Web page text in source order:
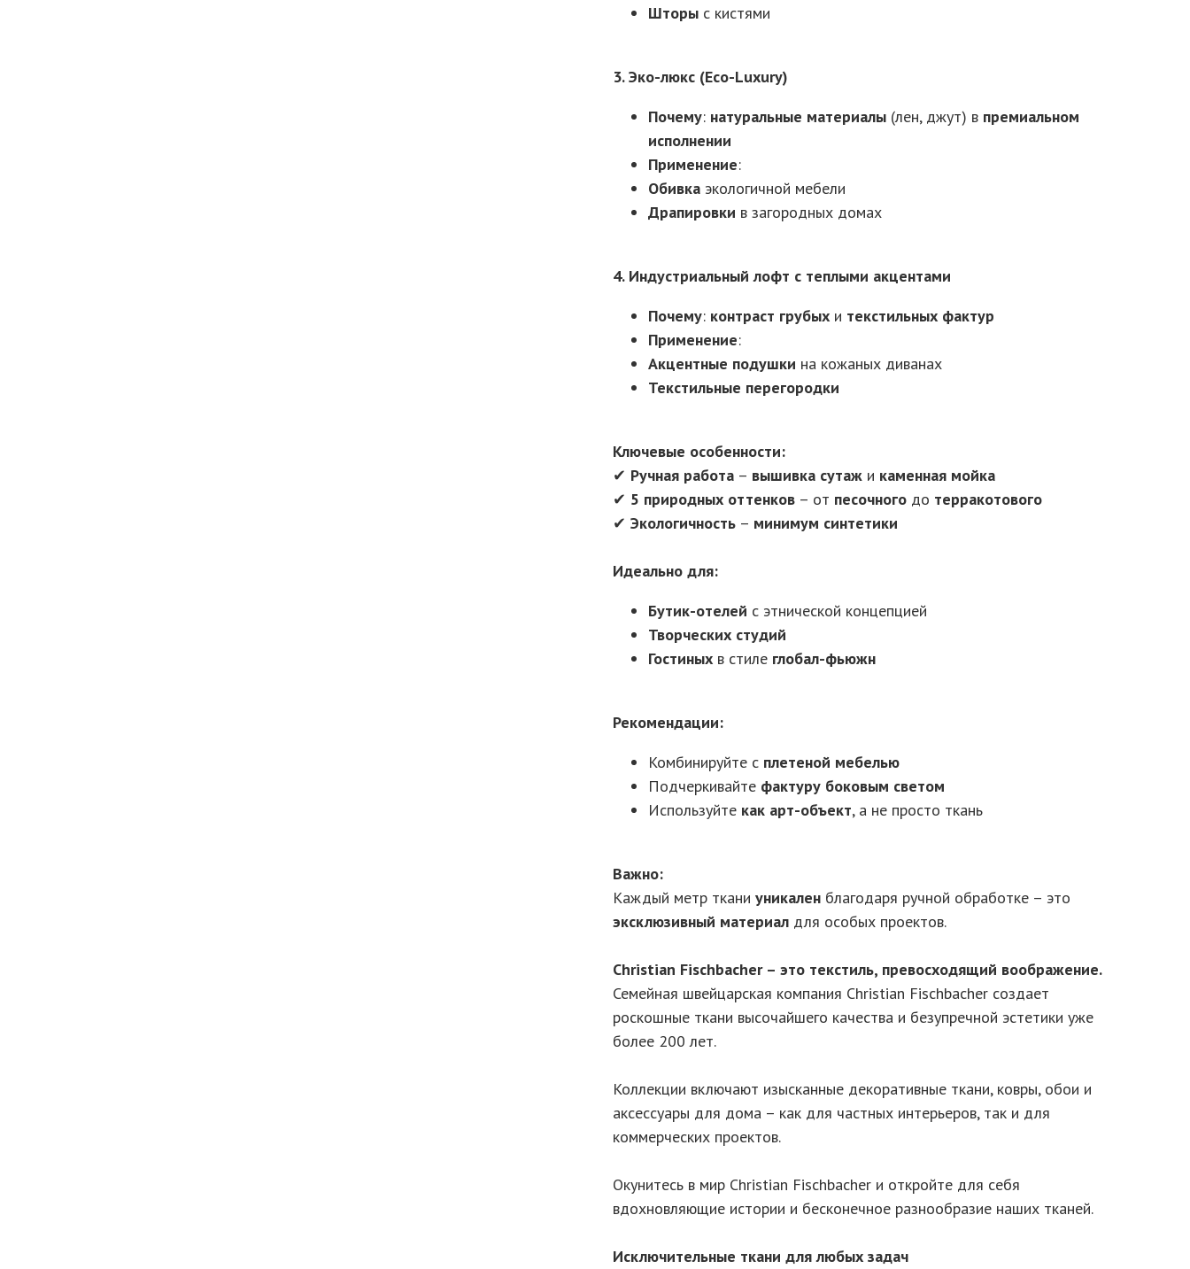
Шторы с кистями
3. Эко-люкс (Eco-Luxury)
Почему: натуральные материалы (лен, джут) в премиальном
исполнении
Применение:
Обивка экологичной мебели
Драпировки в загородных домах
4. Индустриальный лофт с теплыми акцентами
Почему: контраст грубых и текстильных фактур
Применение:
Акцентные подушки на кожаных диванах
Текстильные перегородки
Ключевые особенности:
✔ Ручная работа – вышивка сутаж и каменная мойка
✔ 5 природных оттенков – от песочного до терракотового
✔ Экологичность – минимум синтетики
Идеально для:
Бутик-отелей с этнической концепцией
Творческих студий
Гостиных в стиле глобал-фьюжн
Рекомендации:
Комбинируйте с плетеной мебелью
Подчеркивайте фактуру боковым светом
Используйте как арт-объект, а не просто ткань
Важно:
Каждый метр ткани уникален благодаря ручной обработке – это
эксклюзивный материал для особых проектов.
Christian Fischbacher – это текстиль, превосходящий воображение.
Семейная швейцарская компания Christian Fischbacher создает
роскошные ткани высочайшего качества и безупречной эстетики уже
более 200 лет.
Коллекции включают изысканные декоративные ткани, ковры, обои и
аксессуары для дома – как для частных интерьеров, так и для
коммерческих проектов.
Окунитесь в мир Christian Fischbacher и откройте для себя
вдохновляющие истории и бесконечное разнообразие наших тканей.
Исключительные ткани для любых задач